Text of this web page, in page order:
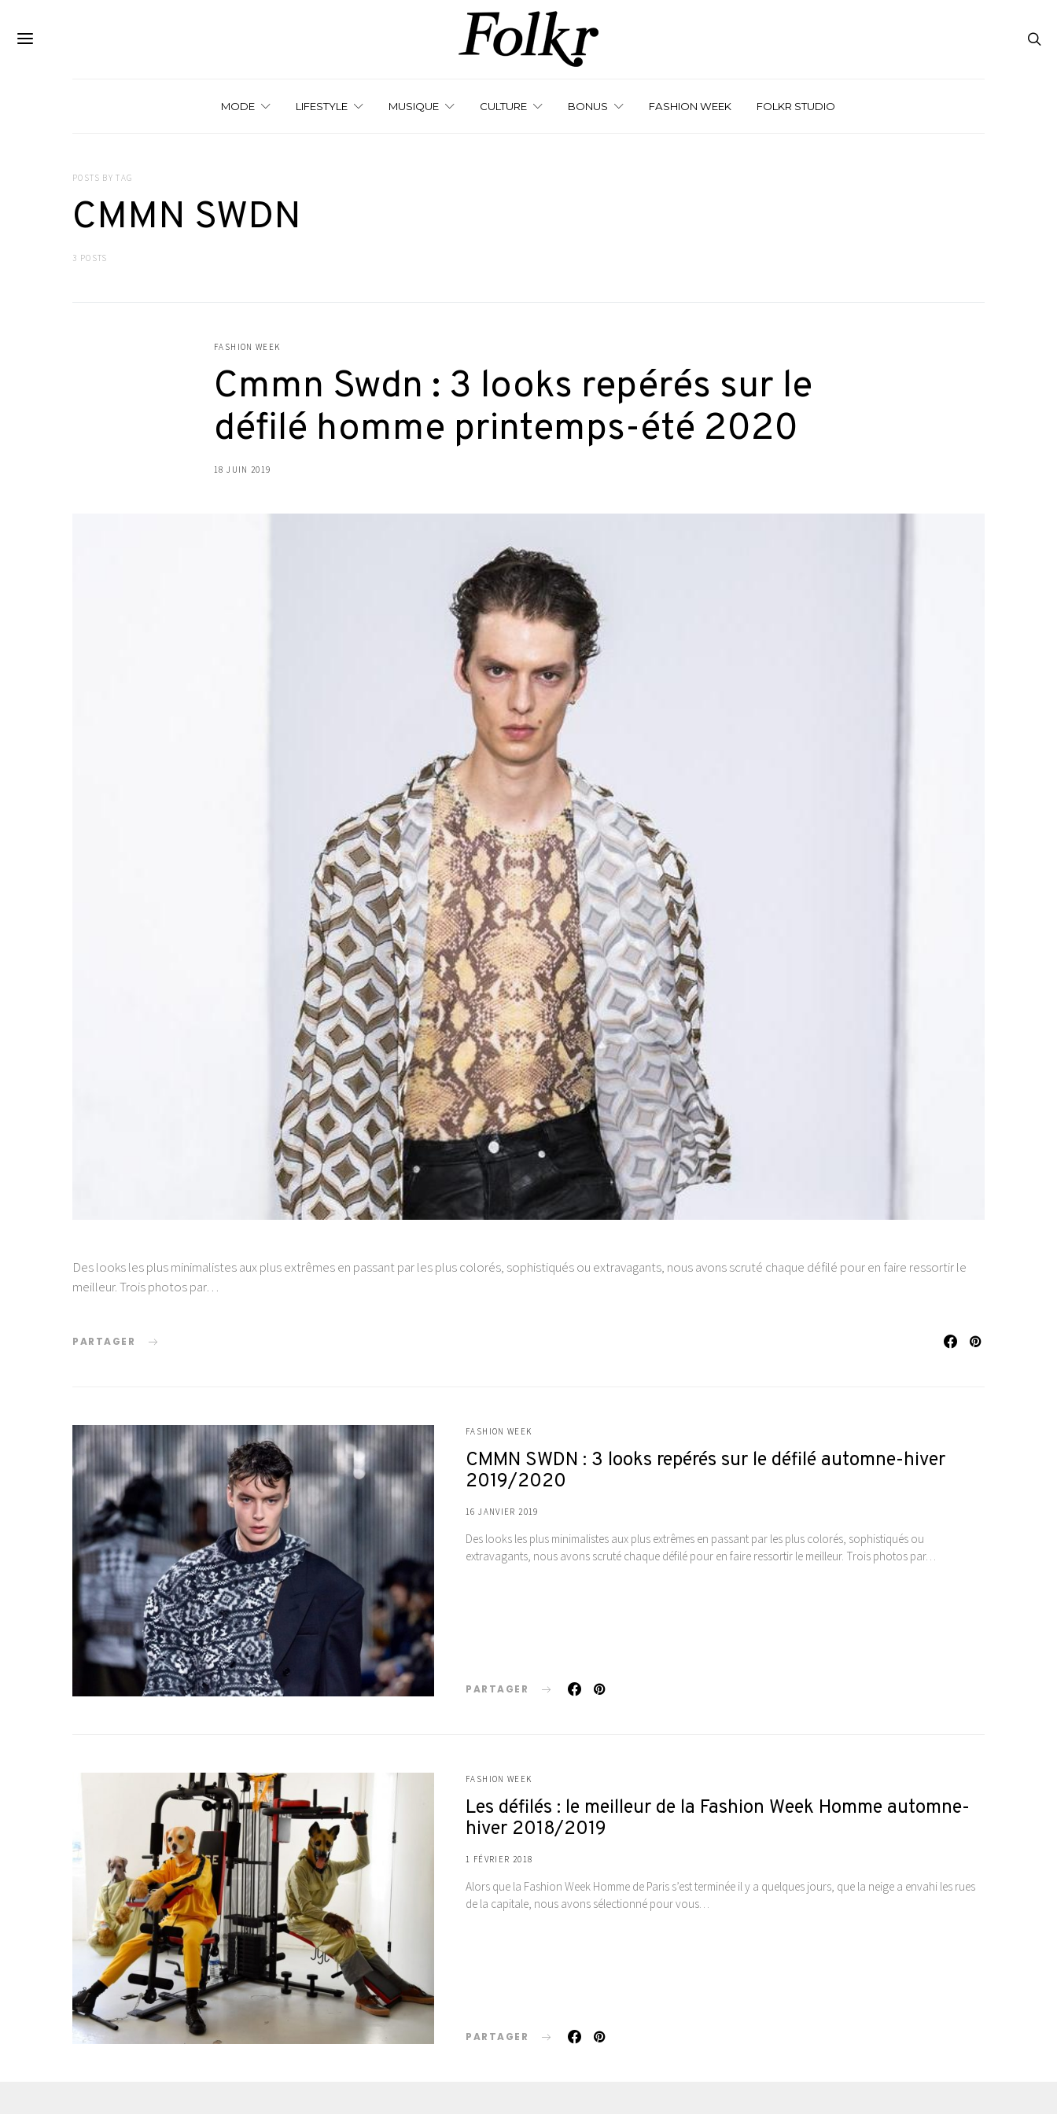
MODE LIFESTYLE MUSIQUE CULTURE BONUS FASHION WEEK FOLKR STUDIO
POSTS BY TAG
CMMN SWDN
3 POSTS
FASHION WEEK
Cmmn Swdn : 3 looks repérés sur le
défilé homme printemps-été 2020
18 JUIN 2019
Des looks les plus minimalistes aux plus extrêmes en passant par les plus colorés, sophistiqués ou extravagants, nous avons scruté chaque défilé pour en faire ressortir le
meilleur. Trois photos par…
PARTAGER
FASHION WEEK
CMMN SWDN : 3 looks repérés sur le défilé automne-hiver
2019/2020
16 JANVIER 2019
Des looks les plus minimalistes aux plus extrêmes en passant par les plus colorés, sophistiqués ou
extravagants, nous avons scruté chaque défilé pour en faire ressortir le meilleur. Trois photos par…
PARTAGER
FASHION WEEK
Les défilés : le meilleur de la Fashion Week Homme automne-
hiver 2018/2019
1 FÉVRIER 2018
Alors que la Fashion Week Homme de Paris s’est terminée il y a quelques jours, que la neige a envahi les rues
de la capitale, nous avons sélectionné pour vous…
PARTAGER